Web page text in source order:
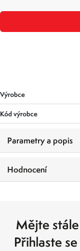
Výrobce
Kód výrobce
Parametry a popis
Hodnocení
Mějte
Přihlaste